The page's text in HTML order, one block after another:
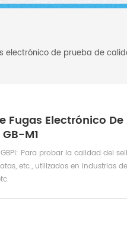
electrónico de prueba de
Fugas Electrónico
M1
Para probar la calidad del
etc., utilizados en industrias